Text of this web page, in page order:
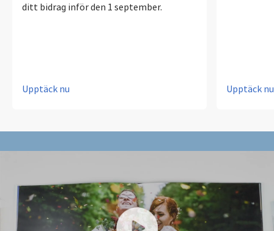
ditt bidrag inför den 1 september.
Upptäck nu Upptäck nu